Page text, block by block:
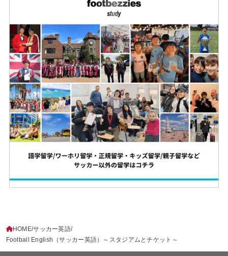
HOME サッカー英語
Football English（サッカー英語）～スタジアムとチケット～